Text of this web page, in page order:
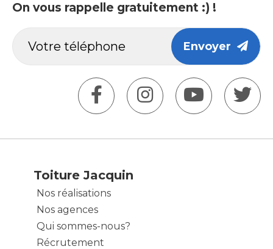
On vous rappelle gratuitement :) !
Envoyer
Toiture Jacquin
Nos réalisations
Nos agences
Qui sommes-nous?
Récrutement